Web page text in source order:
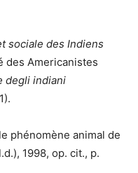
sociale des Indiens
des Americanistes
degli indiani
phénomène animal de
1998, op. cit., p.